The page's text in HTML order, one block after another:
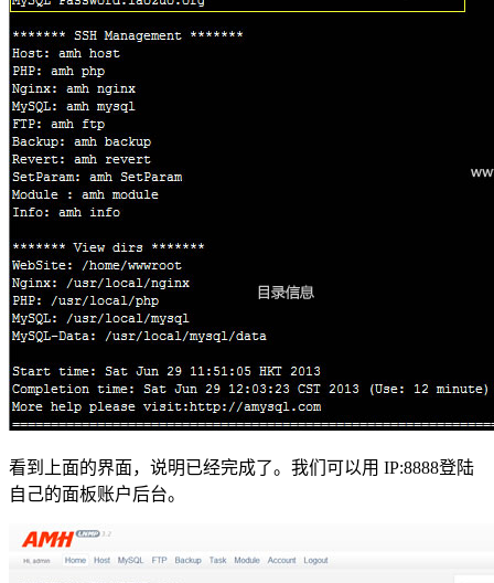
看到上面的界面，说明已经完成了。我们可以用 IP:8888登陆
自己的面板账户后台。